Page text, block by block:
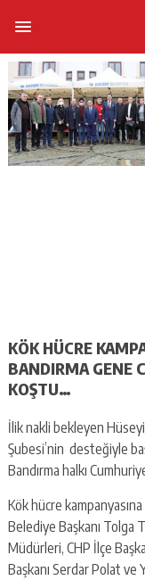
KÖK HÜCRE
BANDIRMA GENE
KOŞTU…
İlik nakli bekleyen
Şubesi’nin desteğiyle
Bandırma halkı
Kök hücre kampanyasına
Belediye Başkanı Tolga
Müdürleri, CHP İlçe
Başkanı Serdar Polat ve